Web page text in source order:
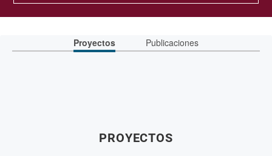
Proyectos Publicaciones
PROYECTOS